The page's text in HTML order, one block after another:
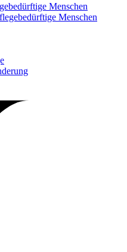
Menschen
Menschen